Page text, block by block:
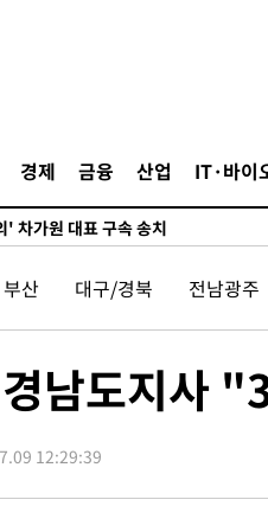
경제 금융 산업 IT·바이
수입 27.5%↑…무역총액
근, 항소심도 징역 3년
돌파, 4053명 발생 1850명 사망
인은 멕시코산 할라피뇨"-- CDC
력' 중앙·서울·경기도 선관위 등 9곳
1423.8원
상승한 807.62개장
니버스 폭발.. 14명 부상, 3명은 중태
도 '폭염중대경보'
부산 대구/경북 전남광주
남도지사
12:29:39